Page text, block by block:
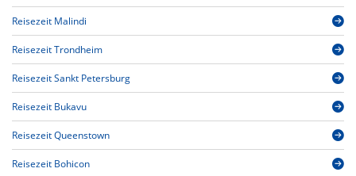
Reisezeit Malindi
Reisezeit Trondheim
Reisezeit Sankt Petersburg
Reisezeit Bukavu
Reisezeit Queenstown
Reisezeit Bohicon